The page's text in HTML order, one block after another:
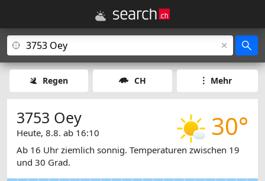
Regen CH Mehr
30°
3753 Oey
Heute, 8.8. ab 16:10
Ab 16 Uhr ziemlich sonnig. Temperaturen zwischen 19
und 30 Grad.